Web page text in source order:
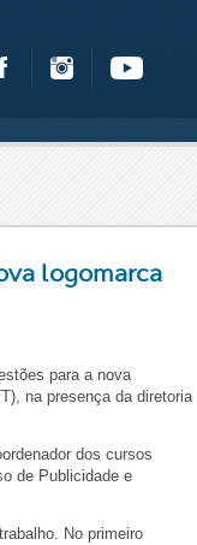
logomarca
para a nova
na presença da diretoria
dos cursos
de Publicidade e
No primeiro